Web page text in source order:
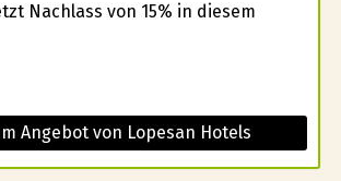
Nachlass von 15% in diesem
Angebot von Lopesan Hotels